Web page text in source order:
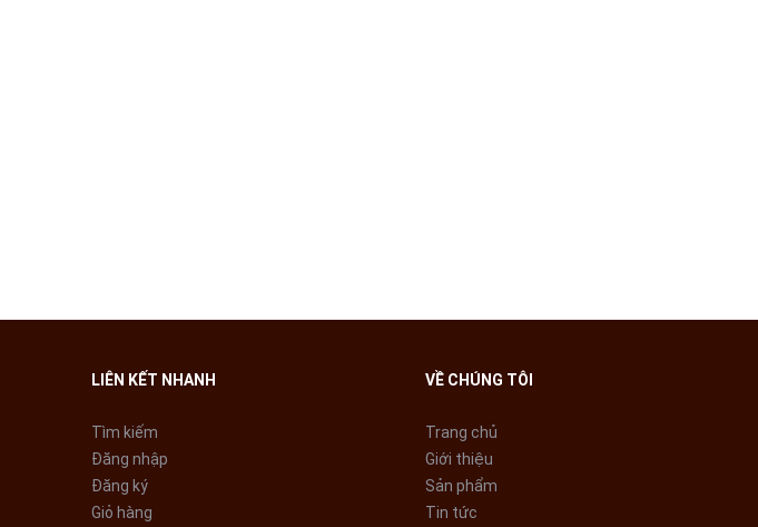
LIÊN KẾT NHANH
Tìm kiếm
Đăng nhập
Đăng ký
Giỏ hàng
VỀ CHÚNG TÔI
Trang chủ
Giới thiệu
Sản phẩm
Tin tức